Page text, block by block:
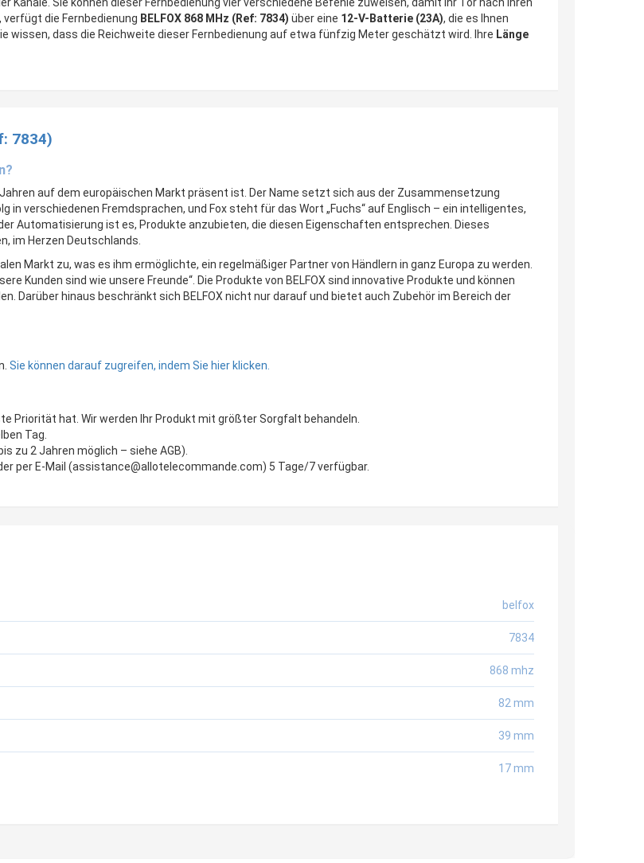
Kanäle. Sie können dieser Fernbedienung vier verschiedene Befehle zuweisen, damit Ihr Tor nach Ihren
die Fernbedienung BELFOX 868 MHz (Ref: 7834) über eine 12-V-Batterie (23A), die es Ihnen
wissen, dass die Reichweite dieser Fernbedienung auf etwa fünfzig Meter geschätzt wird. Ihre Länge
7834)
auf dem europäischen Markt präsent ist. Der Name setzt sich aus der Zusammensetzung
in verschiedenen Fremdsprachen, und Fox steht für das Wort „Fuchs“ auf Englisch – ein intelligentes,
Automatisierung ist es, Produkte anzubieten, die diesen Eigenschaften entsprechen. Dieses
im Herzen Deutschlands.
Markt zu, was es ihm ermöglichte, ein regelmäßiger Partner von Händlern in ganz Europa zu werden.
Kunden sind wie unsere Freunde“. Die Produkte von BELFOX sind innovative Produkte und können
Darüber hinaus beschränkt sich BELFOX nicht nur darauf und bietet auch Zubehör im Bereich der
Sie können darauf zugreifen, indem Sie hier klicken.
Priorität hat. Wir werden Ihr Produkt mit größter Sorgfalt behandeln.
Tag.
zu 2 Jahren möglich – siehe AGB).
per E-Mail (assistance@allotelecommande.com) 5 Tage/7 verfügbar.
belfox
7834
868 mhz
82 mm
39 mm
17 mm